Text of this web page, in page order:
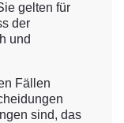
gelten für
der
und
Fällen
sind, das